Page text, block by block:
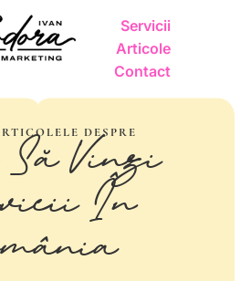
Servicii
Articole
Contact
DESPRE
Vinzi
În